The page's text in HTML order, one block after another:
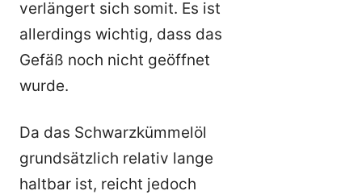
verlängert sich somit. Es ist
allerdings wichtig, dass das
Gefäß noch nicht geöffnet
wurde.
Da das Schwarzkümmelöl
grundsätzlich relativ lange
haltbar ist, reicht jedoch